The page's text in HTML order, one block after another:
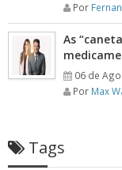
Por
As
06 de
Por Max
Tags